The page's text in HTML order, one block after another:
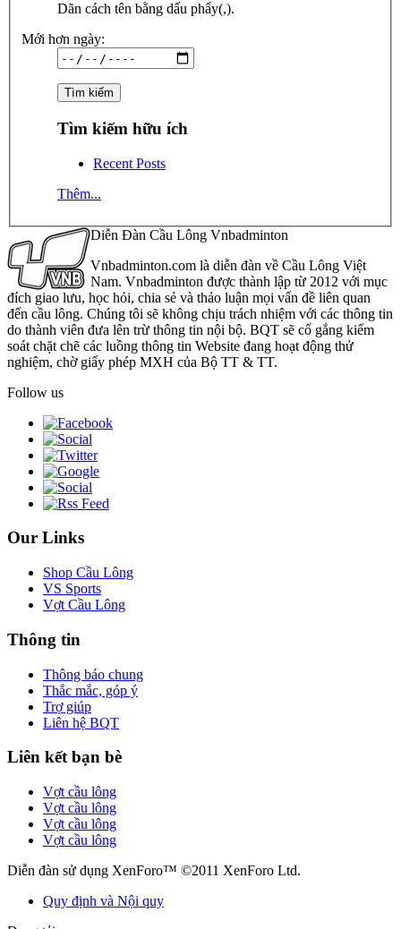
Dãn cách tên bằng dấu phẩy(,).
Mới hơn ngày:
Tìm kiếm hữu ích
Recent Posts
Thêm...
Diễn Đàn Cầu Lông Vnbadminton
Vnbadminton.com là diễn đàn về Cầu Lông Việt
Nam. Vnbadminton được thành lập từ 2012 với mục
đích giao lưu, học hỏi, chia sẻ và thảo luận mọi vấn đề liên quan
đến cầu lông. Chúng tôi sẽ không chịu trách nhiệm với các thông tin
do thành viên đưa lên trừ thông tin nội bộ. BQT sẽ cố gắng kiểm
soát chặt chẽ các luồng thông tin Website đang hoạt động thử
nghiệm, chờ giấy phép MXH của Bộ TT & TT.
Follow us
Our Links
Shop Cầu Lông
VS Sports
Vợt Cầu Lông
Thông tin
Thông báo chung
Thắc mắc, góp ý
Trợ giúp
Liên hệ BQT
Liên kết bạn bè
Vợt cầu lông
Vợt cầu lông
Vợt cầu lông
Vợt cầu lông
Diễn đàn sử dụng XenForo™ ©2011 XenForo Ltd.
Quy định và Nội quy